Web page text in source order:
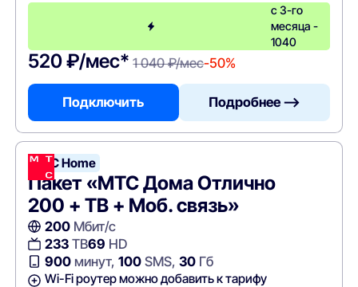
с 3-го
месяца -
1040
520 ₽/мес* 1 040 ₽/мес-50%
Подключить Подробнее —>
МТС Home
Пакет «МТС Дома Отлично
200 + ТВ + Моб. связь»
200Мбит/с
233ТВ69 HD
900минут, 100SMS, 30Гб
Wi-Fi роутер можно добавить к тарифу